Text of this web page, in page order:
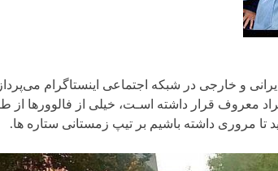
و خارجی در شبکه اجتماعی اینستاگرام
معروف قرار داشته اسـت، خیلی از فالوورها
تا مروری داشته باشیم بر تیپ زمستانی ستاره ها.